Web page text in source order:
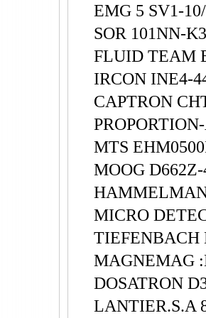
EMG 5 SV1-
SOR 101NN-
FLUID TEAM
IRCON INE4-
CAPTRON
MTS
MOOG
MICRO
TIEFENBACH
MAGNEMAG
DOSATRON
LANTIER.S.A